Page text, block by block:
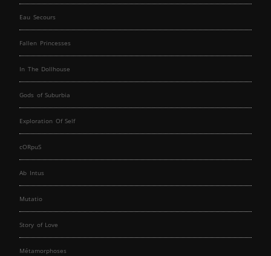
Eau Secours
Fallen Princesses
In The Dollhouse
Gods of Suburbia
Exploration Of Self
cORpuS
Ab Intus
Mutatio
Story of Love
Métamorphoses